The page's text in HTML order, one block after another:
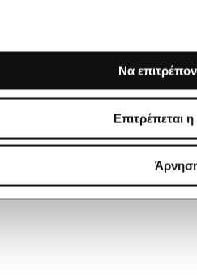
Να
Επιτρέπεται
Milano Trésor